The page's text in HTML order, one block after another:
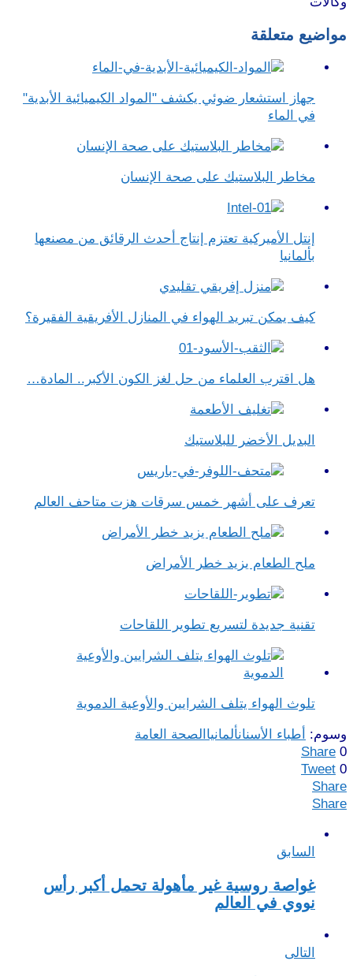
مواضيع متعلقة
جهاز استشعار ضوئي يكشف "المواد الكيميائية الأبدية"
في الماء
مخاطر البلاستيك على صحة الإنسان
إنتل الأميركية تعتزم إنتاج أحدث الرقائق من مصنعها
بألمانيا
كيف يمكن تبريد الهواء في المنازل الأفريقية الفقيرة؟
هل اقترب العلماء من حل لغز الكون الأكبر.. المادة…
البديل الأخضر للبلاستيك
تعرف على أشهر خمس سرقات هزت متاحف العالم
ملح الطعام يزيد خطر الأمراض
تقنية جديدة لتسريع تطوير اللقاحات
تلوث الهواء يتلف الشرايين والأوعية الدموية
وسوم: أطباء الأسنانألمانيا الصحة العامة
Share 0
Tweet 0
Share
Share
السابق
غواصة روسية غير مأهولة تحمل أكبر رأس
نووي في العالم
التالى